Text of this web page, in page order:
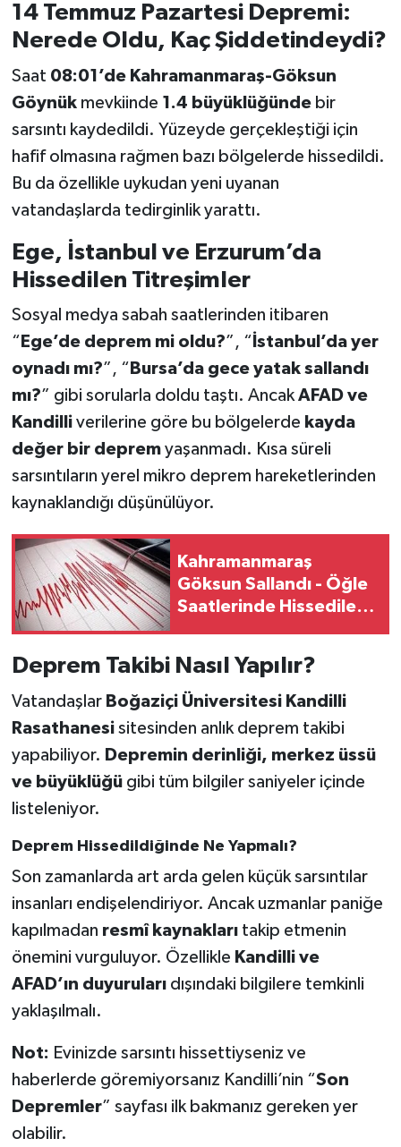
14 Temmuz Pazartesi Depremi:
Nerede Oldu, Kaç Şiddetindeydi?
Saat 08:01’de Kahramanmaraş-Göksun
Göynükmevkiinde 1.4 büyüklüğündebir
sarsıntı kaydedildi. Yüzeyde gerçekleştiği için
hafif olmasına rağmen bazı bölgelerde hissedildi.
Bu da özellikle uykudan yeni uyanan
vatandaşlarda tedirginlik yarattı.
Ege, İstanbul ve Erzurum’da
Hissedilen Titreşimler
Sosyal medya sabah saatlerinden itibaren
“ Ege’de deprem mi oldu?”, “ İstanbul’da yer
oynadı mı?”, “ Bursa’da gece yatak sallandı
mı?” gibi sorularla doldu taştı. AncakAFAD ve
Kandilliverilerine göre bu bölgelerde kayda
değer bir depremyaşanmadı. Kısa süreli
sarsıntıların yerel mikro deprem hareketlerinden
kaynaklandığı düşünülüyor.
Kahramanmaraş
Göksun Sallandı - Öğle
Saatlerinde Hissedilen
Deprem Takibi Nasıl Yapılır?
Vatandaşlar Boğaziçi Üniversitesi Kandilli
Rasathanesisitesinden anlık deprem takibi
yapabiliyor. Depremin derinliği, merkez üssü
ve büyüklüğügibi tüm bilgiler saniyeler içinde
listeleniyor.
Deprem Hissedildiğinde Ne Yapmalı?
Son zamanlarda art arda gelen küçük sarsıntılar
insanları endişelendiriyor. Ancak uzmanlar paniğe
kapılmadan resmî kaynaklarıtakip etmenin
önemini vurguluyor. Özellikle Kandilli ve
AFAD’ın duyurularıdışındaki bilgilere temkinli
yaklaşılmalı.
Not: Evinizde sarsıntı hissettiyseniz ve
haberlerde göremiyorsanız Kandilli’nin “Son
Depremler” sayfası ilk bakmanız gereken yer
olabilir.